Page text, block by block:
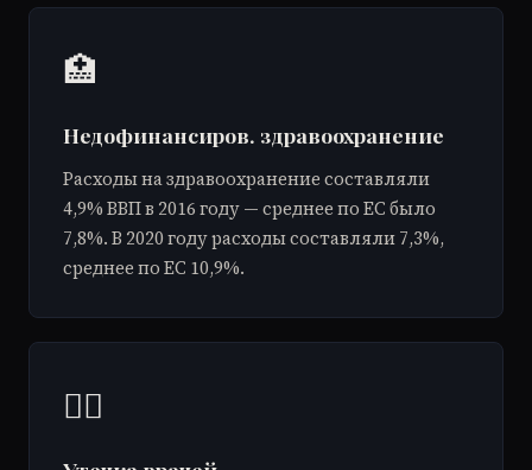
🏥
Недофинансиров. здравоохранение
Расходы на здравоохранение составляли
4,9% ВВП в 2016 году — среднее по ЕС было
7,8%. В 2020 году расходы составляли 7,3%,
среднее по ЕС 10,9%.
👨‍⚕️